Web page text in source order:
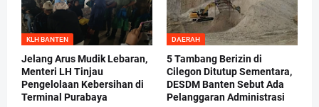
KLH BANTEN
Jelang Arus Mudik Lebaran,
Menteri LH Tinjau
Pengelolaan Kebersihan di
Terminal Purabaya
DAERAH
5 Tambang Berizin di
Cilegon Ditutup Sementara,
DESDM Banten Sebut Ada
Pelanggaran Administrasi